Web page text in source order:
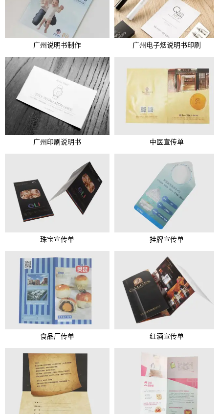
广州说明书制作 广州电子烟说明书印刷
广州印刷说明书 中医宣传单
珠宝宣传单 挂牌宣传单
食品厂传单 红酒宣传单